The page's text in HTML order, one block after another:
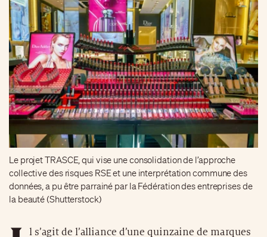
Le projet TRASCE, qui vise une consolidation de l’approche
collective des risques RSE et une interprétation commune des
données, a pu être parrainé par la Fédération des entreprises de
la beauté (Shutterstock)
l s’agit de l’alliance d’une quinzaine de marques